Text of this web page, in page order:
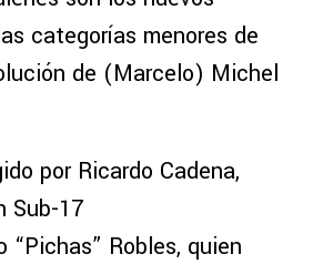
categorías menores de
de (Marcelo) Michel
por Ricardo Cadena,
Sub-17
“Pichas” Robles, quien